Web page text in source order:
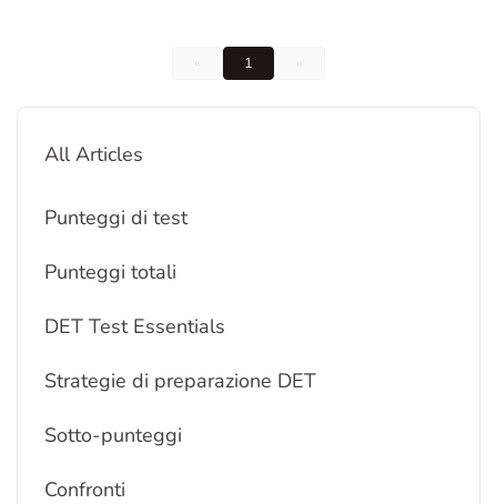
All Articles
Punteggi di test
Punteggi totali
DET Test Essentials
Strategie di preparazione DET
Sotto-punteggi
Confronti
« 1 »